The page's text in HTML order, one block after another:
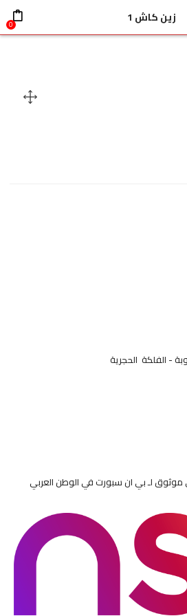
أي عملية شراء الرجاء التفضل
زين كاش 1 0
- الفلكة الحجرية
موثوق لـ بي ان سبورت في الوطن العربي